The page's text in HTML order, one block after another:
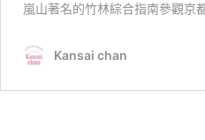
嵐山著名的竹林綜合指南參觀京
Kansai chan